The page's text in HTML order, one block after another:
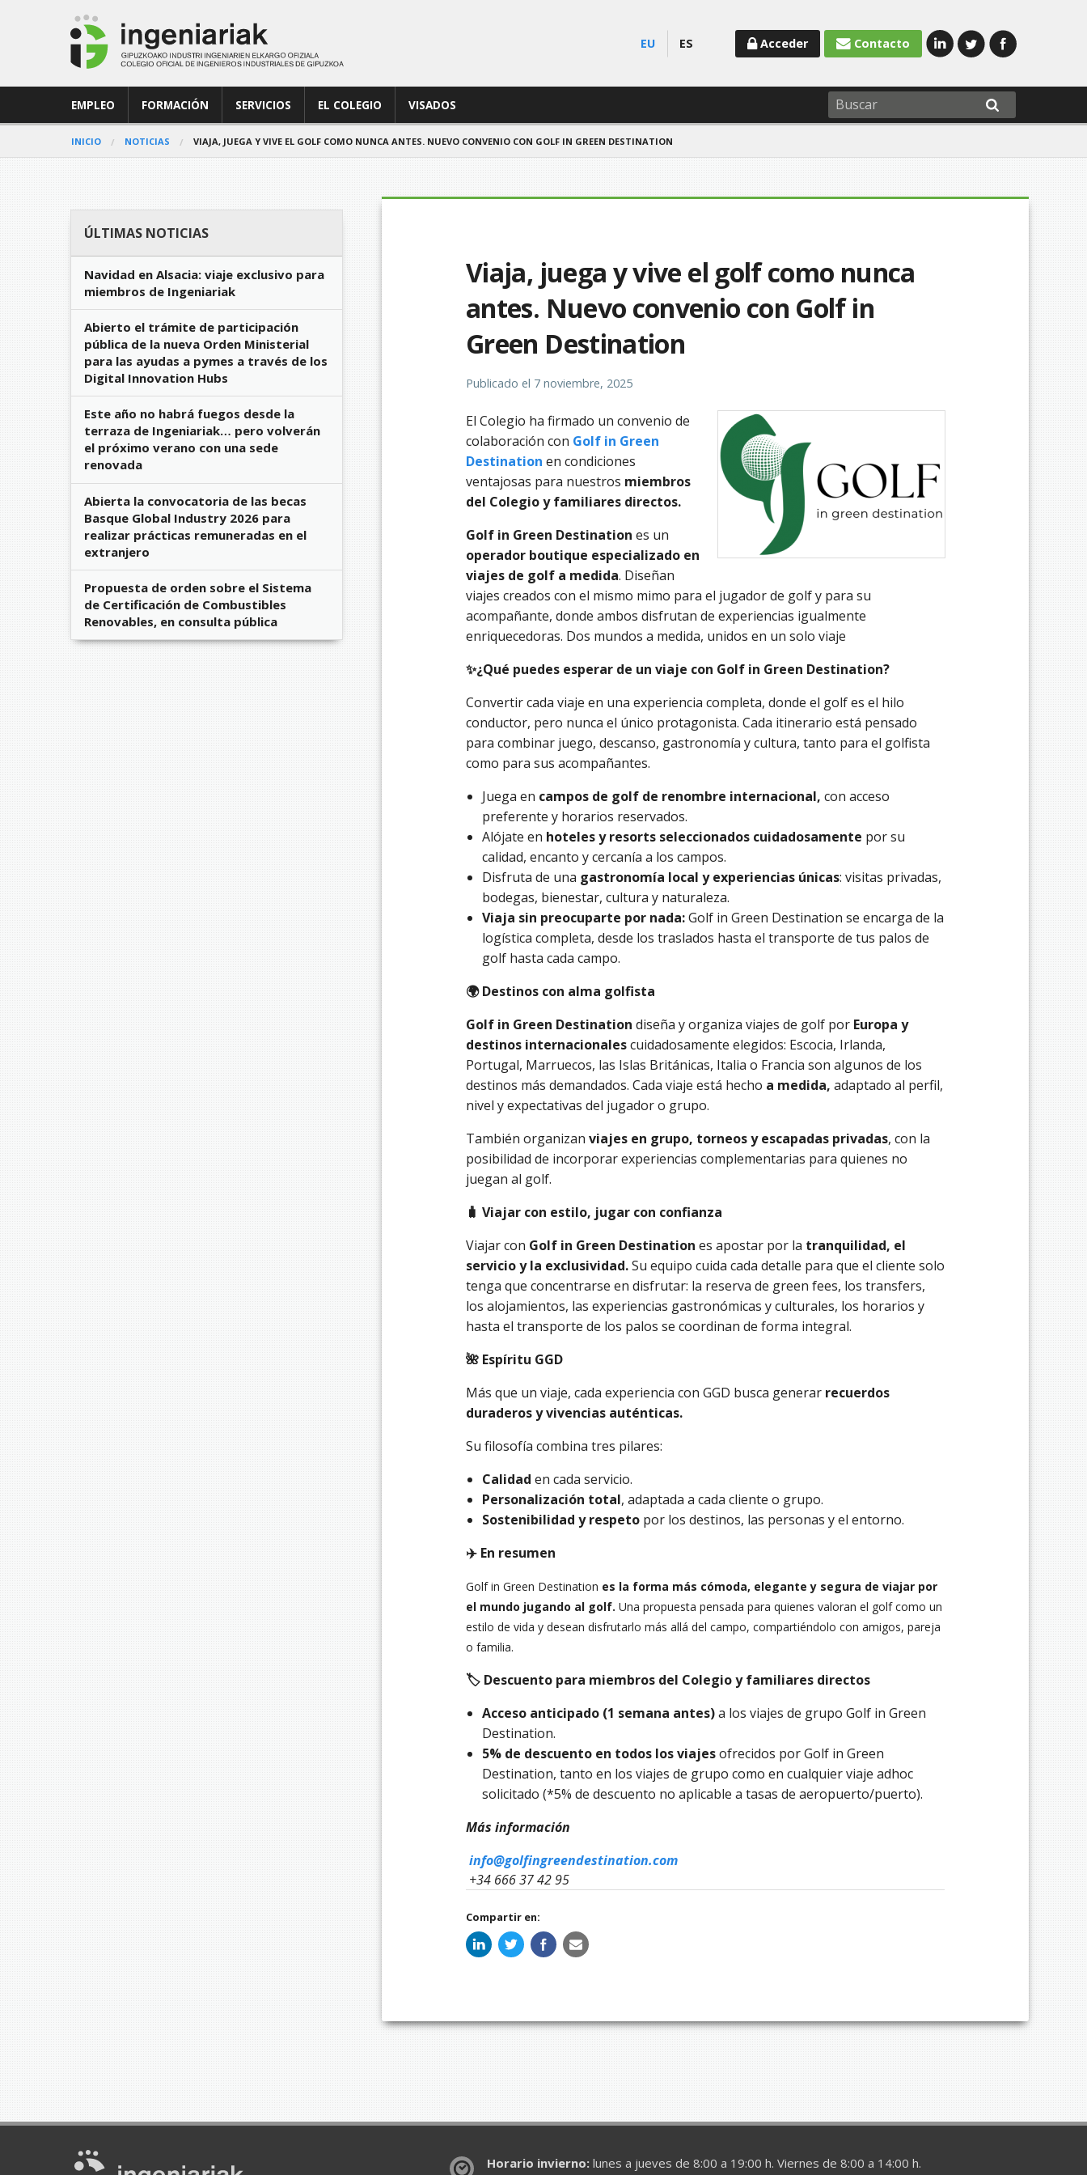
EU ES Contacto
Acceder
EMPLEO FORMACIÓN SERVICIOS EL COLEGIO VISADOS
INICIO NOTICIAS VIAJA, JUEGA Y VIVE EL GOLF COMO NUNCA ANTES. NUEVO CONVENIO CON GOLF IN GREEN DESTINATION
Viaja, juega y vive el golf como nunca
antes. Nuevo convenio con Golf in
Green Destination
Publicado el 7 noviembre, 2025
El Colegio ha firmado un convenio de
colaboración con Golf in Green
Destination en condiciones
ventajosas para nuestros miembros
del Colegio y familiares directos.
Golf in Green Destination es un
operador boutique especializado en
viajes de golf a medida. Diseñan
viajes creados con el mismo mimo para el jugador de golf y para su
acompañante, donde ambos disfrutan de experiencias igualmente
enriquecedoras. Dos mundos a medida, unidos en un solo viaje
✨¿Qué puedes esperar de un viaje con Golf in Green Destination?
Convertir cada viaje en una experiencia completa, donde el golf es el hilo
conductor, pero nunca el único protagonista. Cada itinerario está pensado
para combinar juego, descanso, gastronomía y cultura, tanto para el golfista
como para sus acompañantes.
Juega en campos de golf de renombre internacional, con acceso
preferente y horarios reservados.
Alójate en hoteles y resorts seleccionados cuidadosamente por su
calidad, encanto y cercanía a los campos.
Disfruta de una gastronomía local y experiencias únicas: visitas privadas,
bodegas, bienestar, cultura y naturaleza.
Viaja sin preocuparte por nada:Golf in Green Destination se encarga de la
logística completa, desde los traslados hasta el transporte de tus palos de
golf hasta cada campo.
🌍 Destinos con alma golfista
Golf in Green Destination diseña y organiza viajes de golf por Europa y
destinos internacionalescuidadosamente elegidos: Escocia, Irlanda,
Portugal, Marruecos, las Islas Británicas, Italia o Francia son algunos de los
destinos más demandados. Cada viaje está hecho a medida, adaptado al perfil,
nivel y expectativas del jugador o grupo.
También organizan viajes en grupo, torneos y escapadas privadas, con la
posibilidad de incorporar experiencias complementarias para quienes no
juegan al golf.
🧳 Viajar con estilo, jugar con confianza
Viajar con Golf in Green Destination es apostar por la tranquilidad, el
servicio y la exclusividad.Su equipo cuida cada detalle para que el cliente solo
tenga que concentrarse en disfrutar: la reserva de green fees, los transfers,
los alojamientos, las experiencias gastronómicas y culturales, los horarios y
hasta el transporte de los palos se coordinan de forma integral.
🌺 Espíritu GGD
Más que un viaje, cada experiencia con GGD busca generar recuerdos
duraderos y vivencias auténticas.
Su filosofía combina tres pilares:
Calidad en cada servicio.
Personalización total, adaptada a cada cliente o grupo.
Sostenibilidad y respetopor los destinos, las personas y el entorno.
✈️ En resumen
Golf in Green Destination es la forma más cómoda, elegante y segura de viajar por
el mundo jugando al golf. Una propuesta pensada para quienes valoran el golf como un
estilo de vida y desean disfrutarlo más allá del campo, compartiéndolo con amigos, pareja
o familia.
🏷️ Descuento para miembros del Colegio y familiares directos
Acceso anticipado (1 semana antes)a los viajes de grupo Golf in Green
Destination.
5% de descuento en todos los viajesofrecidos por Golf in Green
Destination, tanto en los viajes de grupo como en cualquier viaje adhoc
solicitado (*5% de descuento no aplicable a tasas de aeropuerto/puerto).
Más información
info@golfingreendestination.com
+34 666 37 42 95
Compartir en:
ÚLTIMAS NOTICIAS
Navidad en Alsacia: viaje exclusivo para
miembros de Ingeniariak
Abierto el trámite de participación
pública de la nueva Orden Ministerial
para las ayudas a pymes a través de los
Digital Innovation Hubs
Este año no habrá fuegos desde la
terraza de Ingeniariak… pero volverán
el próximo verano con una sede
renovada
Abierta la convocatoria de las becas
Basque Global Industry 2026 para
realizar prácticas remuneradas en el
extranjero
Propuesta de orden sobre el Sistema
de Certificación de Combustibles
Renovables, en consulta pública
Horario invierno:lunes a jueves de 8:00 a 19:00 h. Viernes de 8:00 a 14:00 h.